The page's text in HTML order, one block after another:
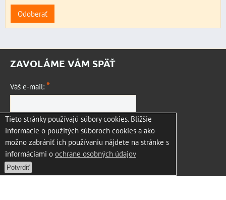
Odoberať
ZAVOLÁME VÁM SPÄŤ
Váš e-mail: *
Vaša otázka:*
Tieto stránky používajú súbory cookies. Bližšie
informácie o použitých súboroch cookies a ako
možno zabrániť ich používaniu nájdete na stránke s
informáciami o ochrane osobných údajov
Potvrdiť